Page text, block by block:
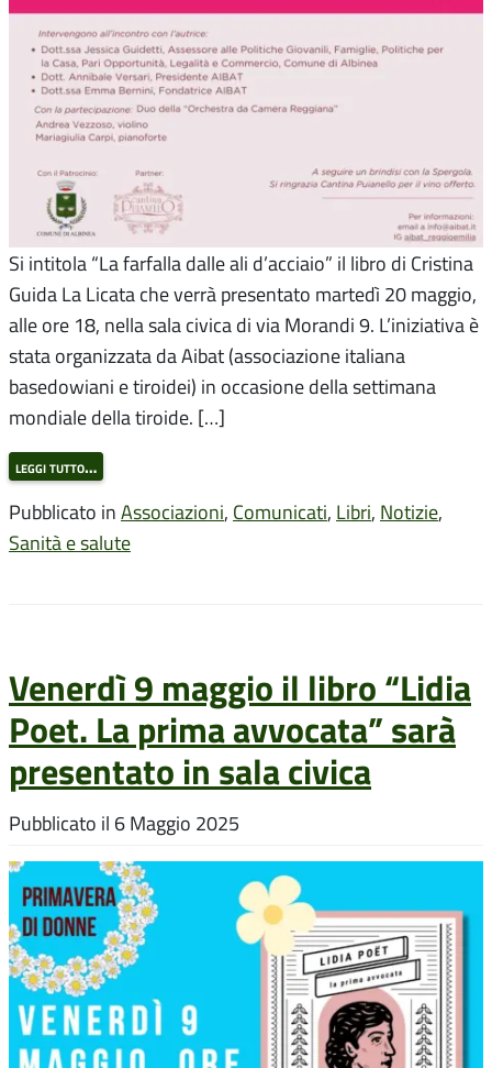
Si intitola “La farfalla dalle ali d’acciaio” il libro di Cristina
Guida La Licata che verrà presentato martedì 20 maggio,
alle ore 18, nella sala civica di via Morandi 9. L’iniziativa è
stata organizzata da Aibat (associazione italiana
basedowiani e tiroidei) in occasione della settimana
mondiale della tiroide. […]
leggi tutto…
Pubblicato in Associazioni, Comunicati, Libri, Notizie,
Sanità e salute
Venerdì 9 maggio il libro “Lidia
Poet. La prima avvocata” sarà
presentato in sala civica
Pubblicato il 6 Maggio 2025